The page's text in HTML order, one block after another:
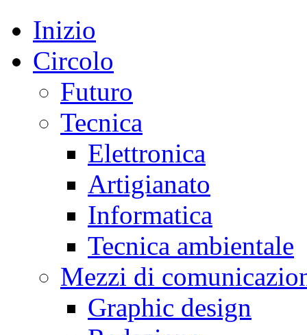
Inizio
Circolo
Futuro
Tecnica
Elettronica
Artigianato
Informatica
Tecnica ambientale
Mezzi di
Graphic design